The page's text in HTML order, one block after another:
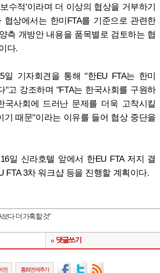
수적'이라며 더 이상의 협상을 거부하기
협상에서는 한미FTA를 기준으로 관련한
측 개방안 내용을 품목별로 검토하는 협
다.
일 기자회견을 통해 "한EU FTA는 한미
"고 강조하며 "FTA는 한국사회를 구원하
국사회에 드러난 문제를 더욱 고착시킬
기 때문"이라는 이유를 들어 협상 중단을
일 신라호텔 앞에서 한EU FTA 저지 결
FTA 3차 워크샵 등을 진행할 계획이다.
보다 더 가혹할 것"
댓글쓰기
전 홈화면에추가